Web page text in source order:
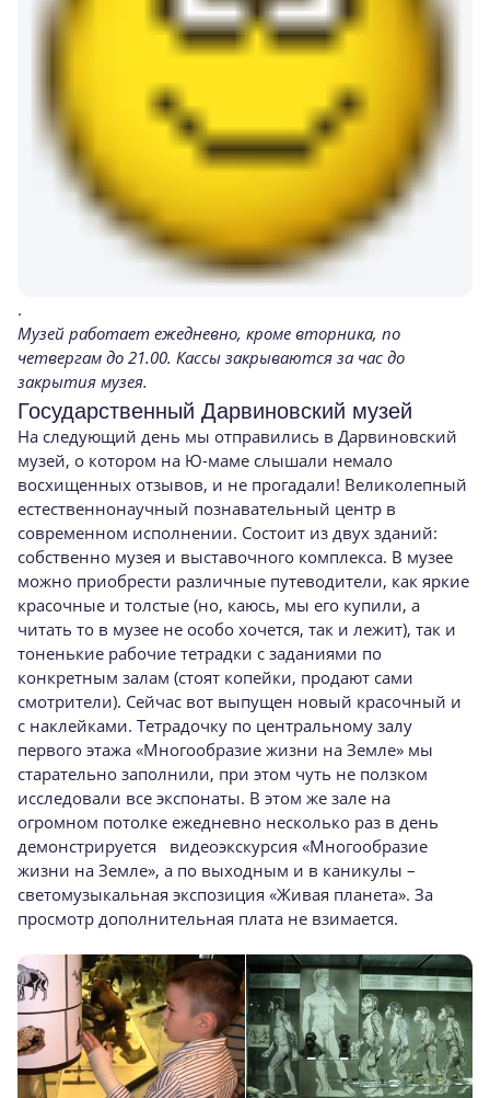
.
Музей работает ежедневно, кроме вторника, по
четвергам до 21.00. Кассы закрываются за час до
закрытия музея.
Государственный Дарвиновский музей
На следующий день мы отправились в Дарвиновский
музей, о котором на Ю-маме слышали немало
восхищенных отзывов, и не прогадали! Великолепный
естественнонаучный познавательный центр в
современном исполнении. Состоит из двух зданий:
собственно музея и выставочного комплекса. В музее
можно приобрести различные путеводители, как яркие
красочные и толстые (но, каюсь, мы его купили, а
читать то в музее не особо хочется, так и лежит), так и
тоненькие рабочие тетрадки с заданиями по
конкретным залам (стоят копейки, продают сами
смотрители). Сейчас вот выпущен новый красочный и
с наклейками. Тетрадочку по центральному залу
первого этажа «Многообразие жизни на Земле» мы
старательно заполнили, при этом чуть не ползком
исследовали все экспонаты. В этом же зале на
огромном потолке ежедневно несколько раз в день
демонстрируется видеоэкскурсия «Многообразие
жизни на Земле», а по выходным и в каникулы –
светомузыкальная экспозиция «Живая планета». За
просмотр дополнительная плата не взимается.